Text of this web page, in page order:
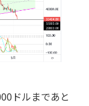
ドルまであと